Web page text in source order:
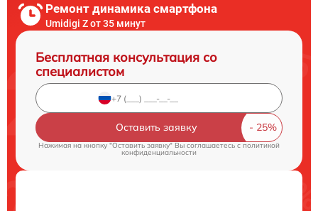
Ремонт динамика смартфона
Umidigi Z от 35 минут
Бесплатная консультация со
специалистом
Оставить заявку
Нажимая на кнопку "Оставить заявку" Вы соглашаетесь c политикой
конфиденциальности